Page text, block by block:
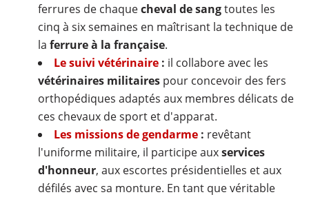
ferrures de chaquecheval de sangtoutes les
cinq à six semaines en maîtrisant la technique de
la ferrure à la française.
Le suivi vétérinaire : il collabore avec les
vétérinaires militaires pour concevoir des fers
orthopédiques adaptés aux membres délicats de
ces chevaux de sport et d'apparat.
Les missions de gendarme : revêtant
l'uniforme militaire, il participe auxservices
d'honneur, aux escortes présidentielles et aux
défilés avec sa monture. En tant que véritable